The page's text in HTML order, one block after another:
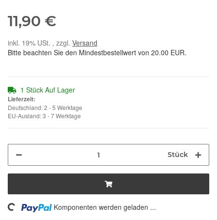
11,90 €
inkl. 19% USt. , zzgl. Versand
Bitte beachten Sie den Mindestbestellwert von 20.00 EUR.
1 Stück Auf Lager
Lieferzeit:
Deutschland: 2 - 5 Werktage
EU-Ausland: 3 - 7 Werktage
Stück
Komponenten werden geladen ...